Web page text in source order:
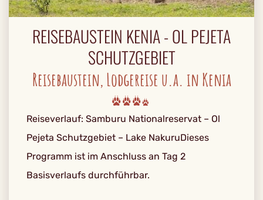
REISEBAUSTEIN KENIA - OL PEJETA
SCHUTZGEBIET
Reisebaustein, Lodgereise u.a. in Kenia
Reiseverlauf: Samburu Nationalreservat – Ol
Pejeta Schutzgebiet – Lake NakuruDieses
Programm ist im Anschluss an Tag 2
Basisverlaufs durchführbar.